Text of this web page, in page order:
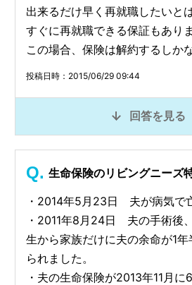
出来るだけ早く再就職したいと
すぐに再就職できる保証もありま
この場合、保険は解約するしか
投稿日時：2015/06/29 09:44
回答を見る
生命保険のリビングニーズ
・2014年5月23日 夫が病気で
・2011年8月24日 夫の手術後
生から家族だけに夫の余命が1年
られました。
・夫の生命保険が2013年11月